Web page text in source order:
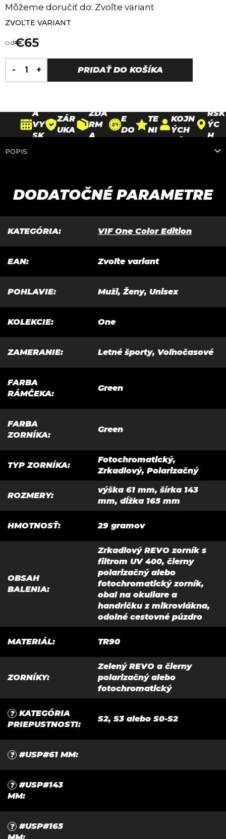
od€65
cena:
ZVOĽTE VARIANT
Môžeme doručiť do: Zvoľte variant
PRIDAŤ DO KOŠÍKA
30
D
A
VY
SK
ZÁR
UKA
DOP
ZDA
RM
A
DO
E
DO
H
O
TE
NI
KOJN
ÝCH
RSK
ÝC
H
PRE
POPIS
DODATOČNÉ PARAMETRE
KATEGÓRIA: VIF One Color Edition
EAN: Zvoľte variant
POHLAVIE: Muži, Ženy, Unisex
KOLEKCIE: One
ZAMERANIE: Letné športy, Voľnočasové
FARBA
RÁMČEKA:
Green
FARBA
ZORNÍKA:
Green
TYP ZORNÍKA:
Fotochromatický,
Zrkadlový, Polarizačný
ROZMERY:
výška 61 mm, šírka 143
mm, dĺžka 165 mm
HMOTNOSŤ: 29 gramov
OBSAH
BALENIA:
Zrkadlový REVO zorník s
filtrom UV 400, čierny
polarizačný alebo
fotochromatický zorník,
obal na okuliare a
handričku z mikrovlákna,
odolné cestovné púzdro
MATERIÁL: TR90
ZORNÍKY:
Zelený REVO a čierny
polarizačný alebo
fotochromatický
? KATEGÓRIA
PRIEPUSTNOSTI:
S2, S3 alebo S0-S2
? #USP#61 MM:
? #USP#143
MM:
? #USP#165